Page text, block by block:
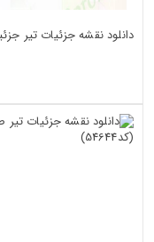
دانلود نقشه جزئیات تیر